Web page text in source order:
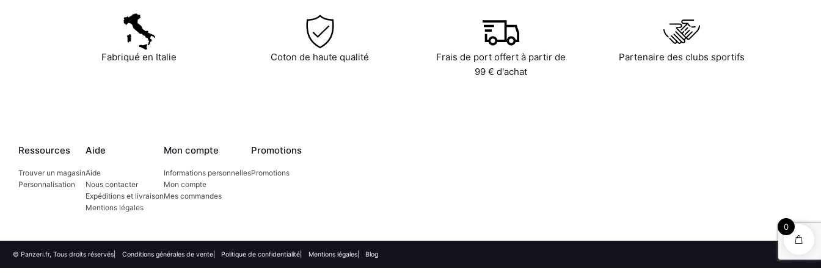
0
Fabriqué en Italie Coton de haute qualité
Frais de port offert à partir de
99 € d'achat
Partenaire des clubs sportifs
Ressources
Trouver un magasin
Personnalisation
Aide
Aide
Nous contacter
Expéditions et livraison
Mentions légales
Mon compte
Informations personnelles
Mon compte
Mes commandes
Promotions
Promotions
© Panzeri.fr, Tous droits réservés Conditions générales de vente Politique de confidentialité Mentions légales Blog